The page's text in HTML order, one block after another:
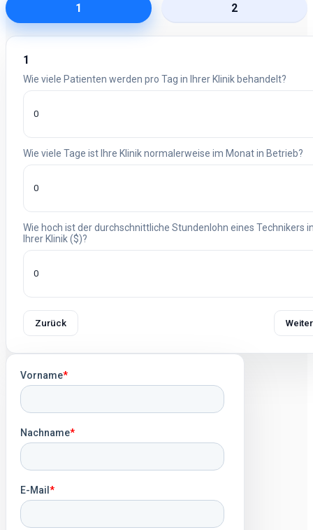
1 2
1
Wie viele Patienten werden pro Tag in Ihrer Klinik behandelt?
Wie viele Tage ist Ihre Klinik normalerweise im Monat in Betrieb?
Wie hoch ist der durchschnittliche Stundenlohn eines Technikers
Ihrer Klinik ($)?
Zurück Weiter